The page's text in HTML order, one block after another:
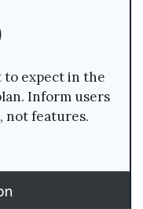
expect in the
Inform users
not features.